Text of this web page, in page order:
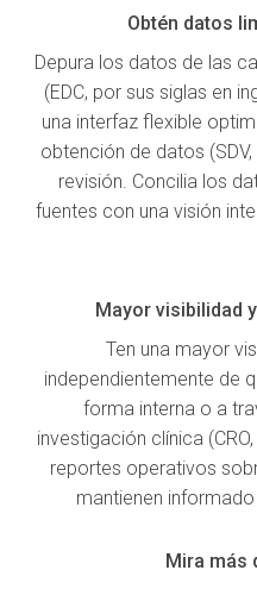
Obtén datos
Depura los datos de las
(EDC, por sus siglas en
una interfaz flexible
obtención de datos
revisión. Concilia los
fuentes con una visión
Mayor visibilidad
Ten una mayor
independientemente de
forma interna o a
investigación clínica
reportes operativos
mantienen
Mira más